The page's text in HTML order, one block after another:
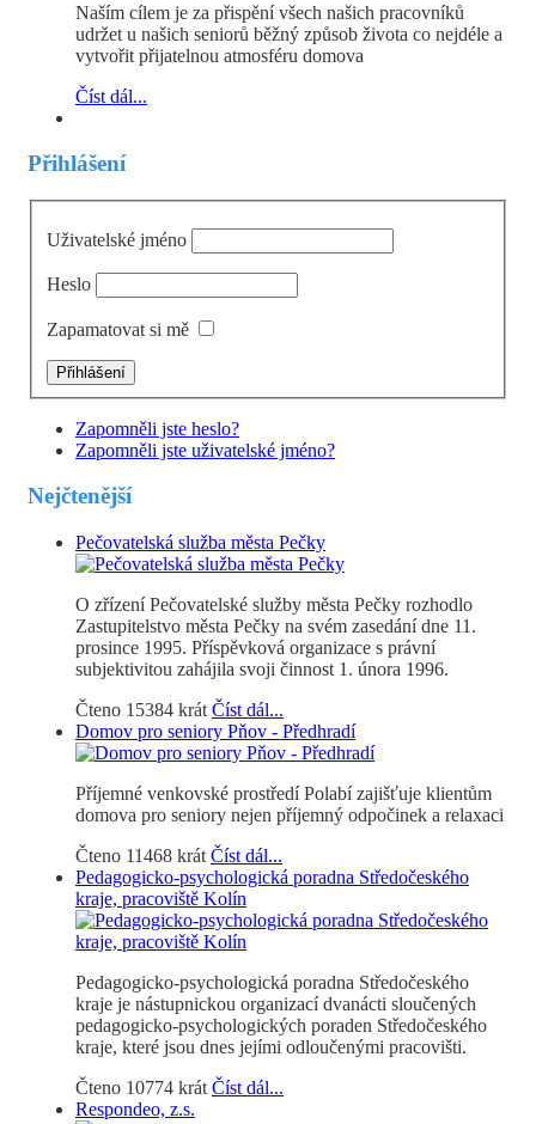
Naším cílem je za přispění všech našich pracovníků
udržet u našich seniorů běžný způsob života co nejdéle a
vytvořit přijatelnou atmosféru domova
Číst dál...
Přihlášení
Uživatelské jméno
Heslo
Zapamatovat si mě
Zapomněli jste heslo?
Zapomněli jste uživatelské jméno?
Nejčtenější
Pečovatelská služba města Pečky
O zřízení Pečovatelské služby města Pečky rozhodlo
Zastupitelstvo města Pečky na svém zasedání dne 11.
prosince 1995. Příspěvková organizace s právní
subjektivitou zahájila svoji činnost 1. února 1996.
Čteno 15384 krát Číst dál...
Domov pro seniory Pňov - Předhradí
Příjemné venkovské prostředí Polabí zajišťuje klientům
domova pro seniory nejen příjemný odpočinek a relaxaci
Čteno 11468 krát Číst dál...
Pedagogicko-psychologická poradna Středočeského
kraje, pracoviště Kolín
Pedagogicko-psychologická poradna Středočeského
kraje je nástupnickou organizací dvanácti sloučených
pedagogicko-psychologických poraden Středočeského
kraje, které jsou dnes jejími odloučenými pracovišti.
Čteno 10774 krát Číst dál...
Respondeo, z.s.